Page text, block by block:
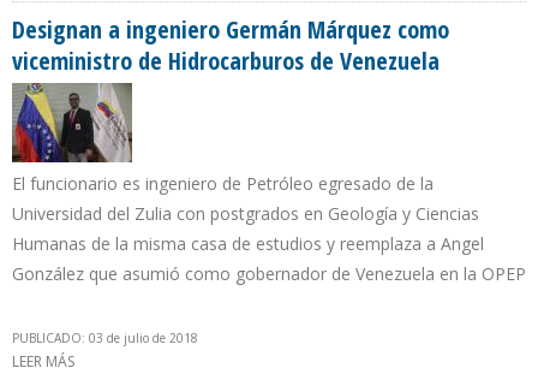
Designan a ingeniero Germán Márquez como
viceministro de Hidrocarburos de Venezuela
El funcionario es ingeniero de Petróleo egresado de la
Universidad del Zulia con postgrados en Geología y Ciencias
Humanas de la misma casa de estudios y reemplaza a Angel
González que asumió como gobernador de Venezuela en la OPEP
PUBLICADO: 03 de julio de 2018
LEER MÁS